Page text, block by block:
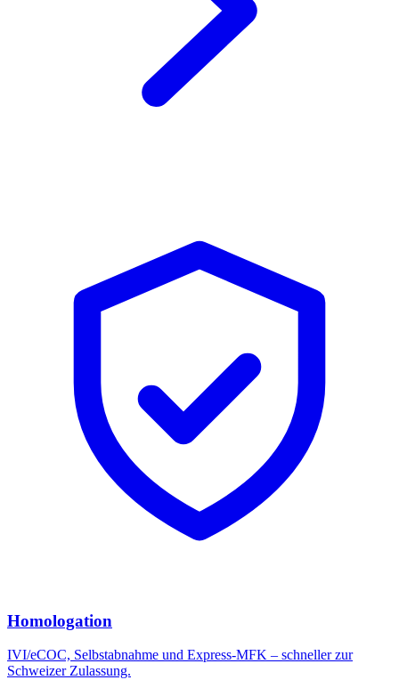
Homologation
IVI/eCOC, Selbstabnahme und Express-MFK – schneller zur
Schweizer Zulassung.